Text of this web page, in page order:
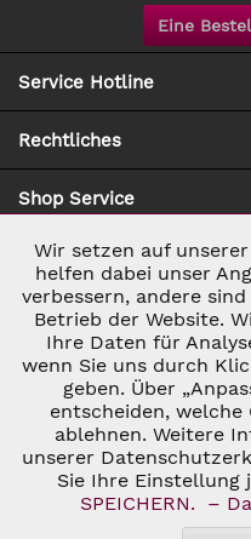
Eine
Service Hotline
Rechtliches
Shop Service
Zahlung & Versand
* ALLE PREISE INKL.
VERSANDKOSTEN UND GGF.
© 2026 C&D WEINHANDEL -
Notwendig
Marketing
Tracking
Personalisierung
Wir setzen auf
helfen dabei unser
verbessern, andere
Betrieb der Website.
Ihre Daten für
wenn Sie uns durch
geben. Über
entscheiden, welche
ablehnen. Weitere
unserer
Sie Ihre Einstellung
SPEICHERN.
–